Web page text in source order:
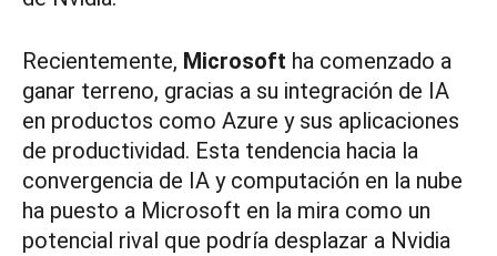
Recientemente, Microsoft ha comenzado a
ganar terreno, gracias a su integración de IA
en productos como Azure y sus aplicaciones
de productividad. Esta tendencia hacia la
convergencia de IA y computación en la nube
ha puesto a Microsoft en la mira como un
potencial rival que podría desplazar a Nvidia